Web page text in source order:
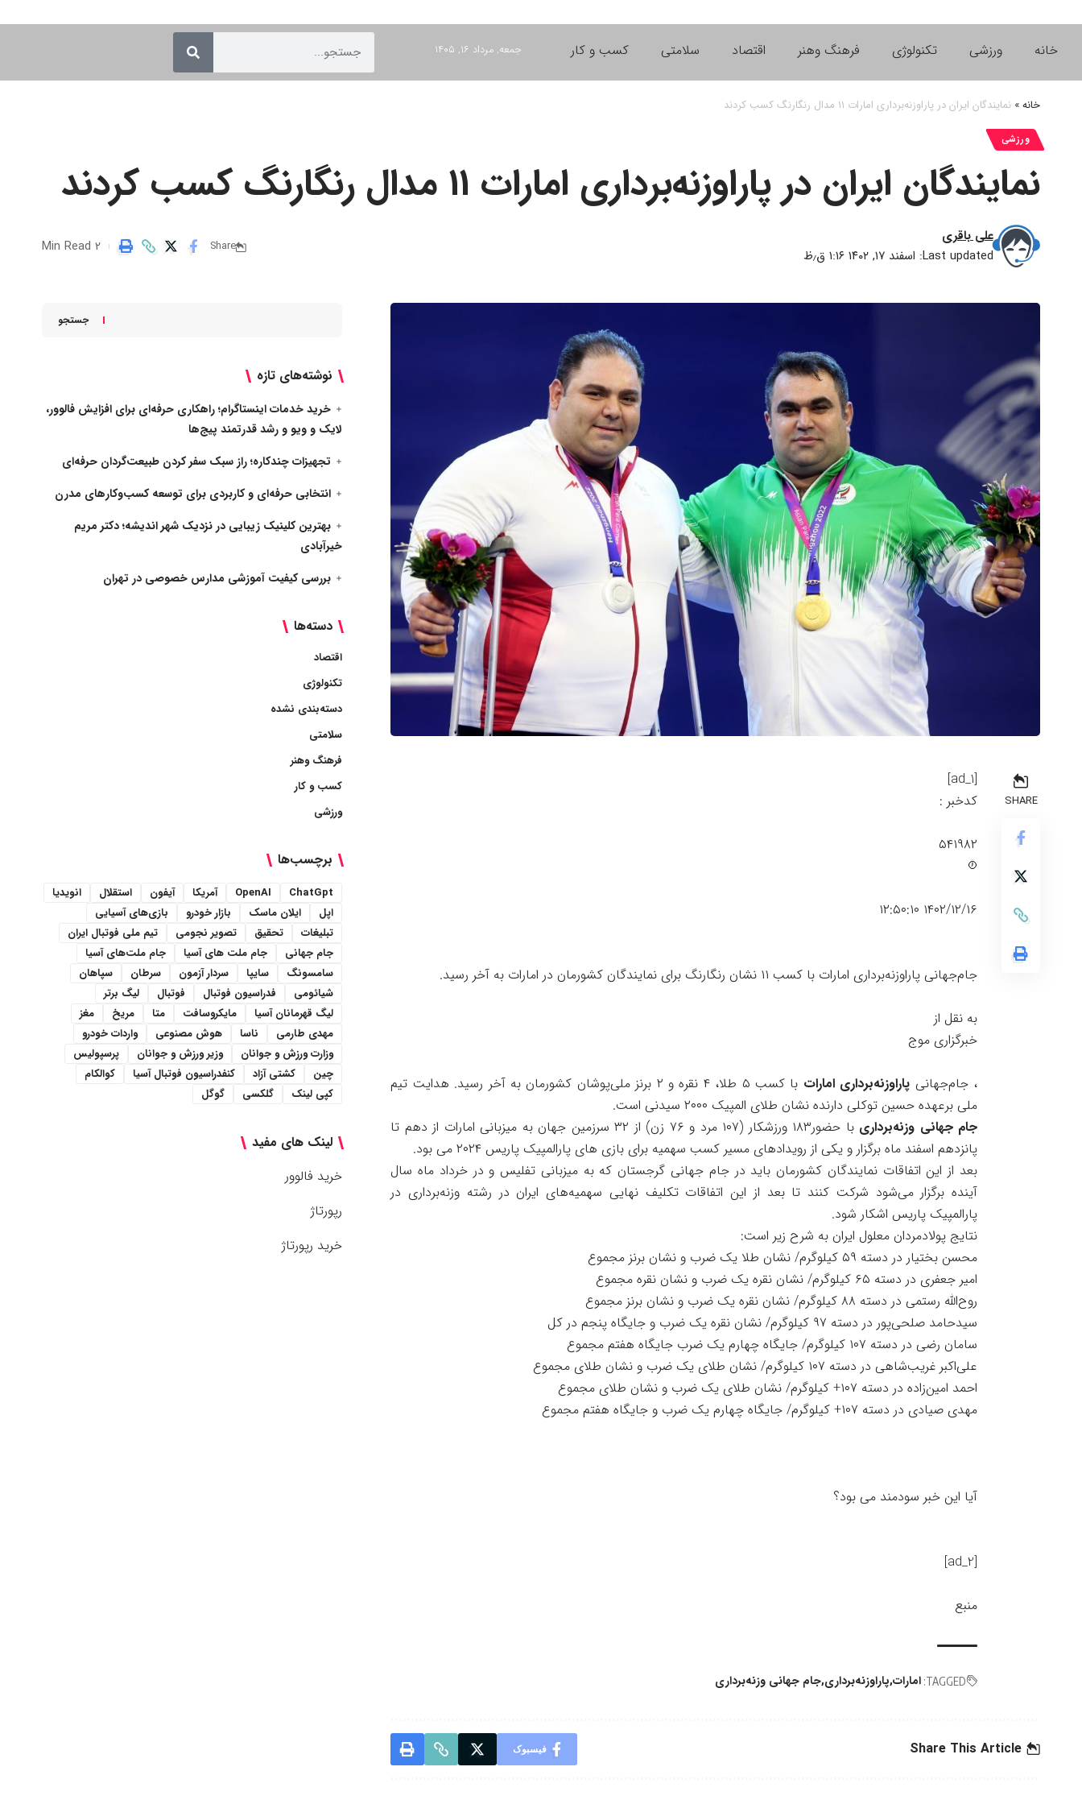
خانه ورزشی تکنولوژی فرهنگ وهنر اقتصاد سلامتی کسب و کار جمعه, مرداد ۱۶, ۱۴۰۵
خانه» نمایندگان ایران در پاراوزنه‌برداری امارات ۱۱ مدال رنگارنگ‌ کسب کردند
ورزشی
نمایندگان ایران در پاراوزنه‌برداری امارات ۱۱ مدال رنگارنگ‌ کسب کردند
Last updated: اسفند ۱۷, ۱۴۰۲ ۱:۱۶ ق٫ظ
علی باقری
Share
2 Min Read
SHARE
[ad_1]
کدخبر :
۵۴۱۹۸۲
۱۴۰۲/۱۲/۱۶ ۱۲:۵۰:۱۰
جام‌جهانی پاراوزنه‌برداری امارات با کسب ۱۱ نشان رنگارنگ برای نمایندگان کشورمان در امارات به آخر رسید.
به نقل از
خبرگزاری موج
، جام‌جهانی پاراوزنه‌برداری امارات
با کسب ۵ طلا، ۴ نقره و ۲ برنز ملی‌پوشان کشورمان به آخر رسید. هدایت تیم
ملی برعهده حسین توکلی دارنده نشان طلای المپیک ۲۰۰۰ سیدنی است.
جام جهانی وزنه‌برداری
با حضور۱۸۳ ورزشکار (۱۰۷ مرد و ۷۶ زن) از ۳۲ سرزمین جهان به میزبانی امارات از دهم تا
پانزدهم اسفند ماه برگزار و یکی از رویدادهای مسیر کسب سهمیه برای بازی های پارالمپیک پاریس ۲۰۲۴ می بود.
بعد از این اتفاقات نمایندگان کشورمان باید در جام جهانی گرجستان که به میزبانی تفلیس و در خرداد ماه سال
آینده برگزار می‌شود شرکت کنند تا بعد از این اتفاقات تکلیف نهایی سهمیه‌های ایران در رشته وزنه‌برداری در
پارالمپیک پاریس اشکار شود.
نتایج پولادمردان معلول ایران به شرح زیر است:
محسن بختیار در دسته ۵۹ کیلوگرم/ نشان طلا یک ضرب و نشان برنز مجموع
امیر جعفری در دسته ۶۵ کیلوگرم/ نشان نقره یک ضرب و نشان نقره مجموع
روح‌الله رستمی در دسته ۸۸ کیلوگرم/ نشان نقره یک ضرب و نشان برنز مجموع
سیدحامد صلحی‌پور در دسته ۹۷ کیلوگرم/ نشان نقره یک ضرب و جایگاه پنجم در کل
سامان رضی در دسته ۱۰۷ کیلوگرم/ جایگاه چهارم یک ضرب جایگاه هفتم مجموع
علی‌اکبر غریب‌شاهی در دسته ۱۰۷ کیلوگرم/ نشان طلای یک ضرب و نشان طلای مجموع
احمد امین‌زاده در دسته ۱۰۷+ کیلوگرم/ نشان طلای یک ضرب و نشان طلای مجموع
مهدی صیادی در دسته ۱۰۷+ کیلوگرم/ جایگاه چهارم یک ضرب و جایگاه هفتم مجموع
آیا این خبر سودمند می بود؟
[ad_2]
منبع
TAGGED: امارات پاراوزنه‌برداری جام جهانی وزنه‌برداری
Share This Article فیسبوک
جستجو
نوشته‌های تازه
خرید خدمات اینستاگرام؛ راهکاری حرفه‌ای برای افزایش فالوور،
لایک و ویو و رشد قدرتمند پیج‌ها
تجهیزات چندکاره؛ راز سبک سفر کردن طبیعت‌گردان حرفه‌ای
انتخابی حرفه‌ای و کاربردی برای توسعه کسب‌وکارهای مدرن
بهترین کلینیک زیبایی در نزدیک شهر اندیشه؛ دکتر مریم
خیرآبادی
بررسی کیفیت آموزشی مدارس خصوصی در تهران
دسته‌ها
اقتصاد
تکنولوژی
دسته‌بندی نشده
سلامتی
فرهنگ وهنر
کسب و کار
ورزشی
برچسب‌ها
ChatGpt
OpenAI آمریکا آیفون استقلال
انویدیا
اپل
ایلان ماسک بازار خودرو
بازی‌های آسیایی
تبلیغات
تحقیق تصویر نجومی
تیم ملی فوتبال ایران
جام جهانی
جام ملت های آسیا
جام ملت‌های آسیا
سامسونگ
سایپا سردار آزمون سرطان
سپاهان
شیائومی
فدراسیون فوتبال فوتبال
لیگ برتر
لیگ قهرمانان آسیا
مایکروسافت متا مریخ
مغز
مهدی طارمی
ناسا هوش مصنوعی
واردات خودرو
وزارت ورزش و جوانان
وزیر ورزش و جوانان
پرسپولیس
چین
کشتی آزاد کنفدراسیون فوتبال آسیا
کوالکام
کپی لینک
گلکسی گوگل
لینک های مفید
خرید فالوور
رپورتاژ
خرید رپورتاژ